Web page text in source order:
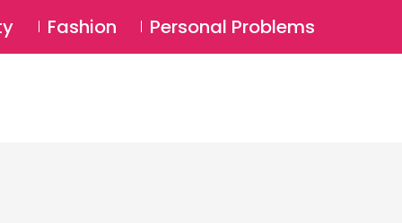
Login ⚲
Fashion Personal Problems